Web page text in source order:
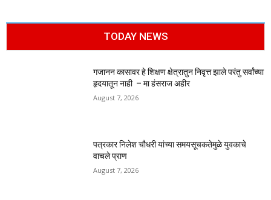
TODAY NEWS
गजानन कासावर हे शिक्षण क्षेत्रातुन निवृत्त झाले परंतु सर्वांच्या
हृदयातून नाही – मा हंसराज अहीर
August 7, 2026
पत्रकार निलेश चौधरी यांच्या समयसूचकतेमुळे युवकाचे
वाचले प्राण
August 7, 2026